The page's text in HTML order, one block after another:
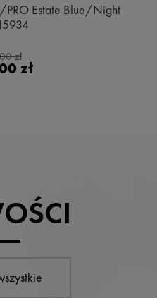
PRO Estate Blue/Night
zł
zł